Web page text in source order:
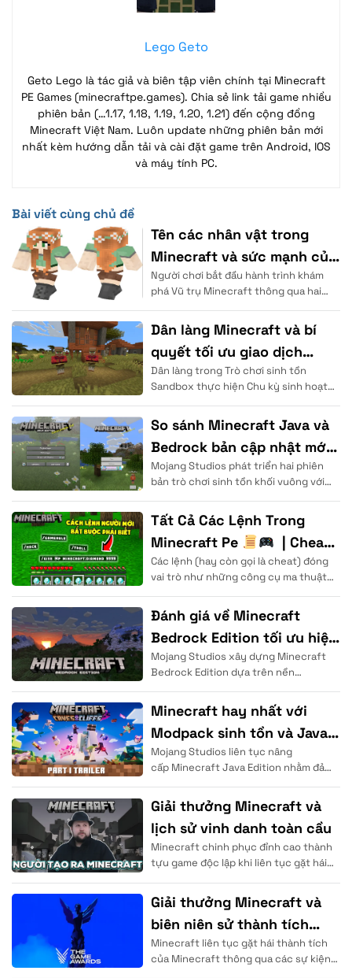
Lego Geto
Geto Lego là tác giả và biên tập viên chính tại Minecraft
PE Games (minecraftpe.games). Chia sẻ link tải game nhiều
phiên bản (…1.17, 1.18, 1.19, 1.20, 1.21) đến cộng đồng
Minecraft Việt Nam. Luôn update những phiên bản mới
nhất kèm hướng dẫn tải và cài đặt game trên Android, IOS
và máy tính PC.
Bài viết cùng chủ đề
Tên các nhân vật trong
Minecraft và sức mạnh của
chúng
Người chơi bắt đầu hành trình khám
phá Vũ trụ Minecraft thông qua hai
thống
Dân làng Minecraft và bí
quyết tối ưu giao dịch
thương mại
Dân làng trong Trò chơi sinh tồn
Sandbox thực hiện Chu kỳ sinh hoạt
sống. Thực thể
So sánh Minecraft Java và
Bedrock bản cập nhật mới
2026
Mojang Studios phát triển hai phiên
bản trò chơi sinh tồn khối vuông với
Tất Cả Các Lệnh Trong
Minecraft Pe
| Cheat
Code, Gamemode, Timeset.
. .
Các lệnh (hay còn gọi là cheat) đóng
vai trò như những công cụ ma thuật
Đánh giá về Minecraft
Bedrock Edition tối ưu hiệu
năng
Mojang Studios xây dựng Minecraft
Bedrock Edition dựa trên nền
mang lại tốc độ xử lý dữ liệu
Minecraft hay nhất với
Modpack sinh tồn và Java
Edition
Mojang Studios liên tục nâng
cấp Minecraft Java Edition nhằm đảm
cộng đồng. Người chơi sử
Giải thưởng Minecraft và
lịch sử vinh danh toàn cầu
Minecraft chinh phục đỉnh cao thành
tựu game độc lập khi liên tục gặt hái
Giải thưởng Minecraft và
biên niên sử thành tích
vang dội
Minecraft liên tục gặt hái thành tích
của Minecraft thông qua các sự kiện